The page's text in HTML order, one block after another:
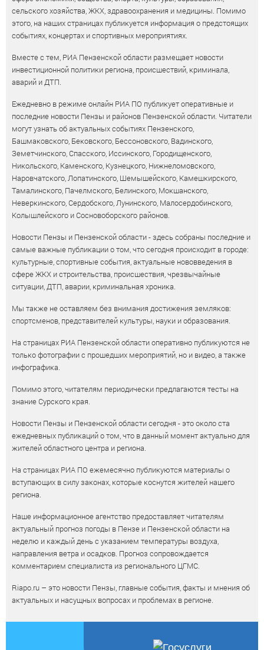
сельского хозяйства, ЖКХ, здравоохранения и медицины. Помимо
этого, на наших страницах публикуется информация о предстоящих
событиях, концертах и спортивных мероприятиях.
Вместе с тем, РИА Пензенской области размещает новости
инвестиционной политики региона, происшествий, криминала,
аварий и ДТП.
Ежедневно в режиме онлайн РИА ПО публикует оперативные и
последние новости Пензы и районов Пензенской области. Читатели
могут узнать об актуальных событиях Пензенского,
Башмаковского, Бековского, Бессоновского, Вадинского,
Земетчинского, Спасского, Иссинского, Городищенского,
Никольского, Каменского, Кузнецкого, Нижнеломовского,
Наровчатского, Лопатинского, Шемышейского, Камешкирского,
Тамалинского, Пачелмского, Белинского, Мокшанского,
Неверкинского, Сердобского, Лунинского, Малосердобинского,
Колышлейского и Сосновоборского районов.
Новости Пензы и Пензенской области - здесь собраны последние и
самые важные публикации о том, что сегодня происходит в городе:
культурные, спортивные события, актуальные нововведения в
сфере ЖКХ и строительства, происшествия, чрезвычайные
ситуации, ДТП, аварии, криминальная хроника.
Мы также не оставляем без внимания достижения земляков:
спортсменов, представителей культуры, науки и образования.
На страницах РИА Пензенской области оперативно публикуются не
только фотографии с прошедших мероприятий, но и видео, а также
инфографика.
Помимо этого, читателям периодически предлагаются тесты на
знание Сурского края.
Новости Пензы и Пензенской области сегодня - это около ста
ежедневных публикаций о том, что в данный момент актуально для
жителей областного центра и региона.
На страницах РИА ПО ежемесячно публикуются материалы о
вступающих в силу законах, которые коснутся жителей нашего
региона.
Наше информационное агентство предоставляет читателям
актуальный прогноз погоды в Пензе и Пензенской области на
неделю и каждый день с указанием температуры воздуха,
направления ветра и осадков. Прогноз сопровождается
комментарием специалиста из регионального ЦГМС.
Riapo.ru – это новости Пензы, главные события, факты и мнения об
актуальных и насущных вопросах и проблемах в регионе.